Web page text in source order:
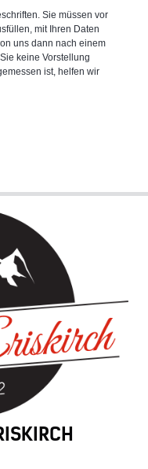
Sie müssen vor
mit Ihren Daten
uns dann nach einem
keine Vorstellung
ist, helfen wir